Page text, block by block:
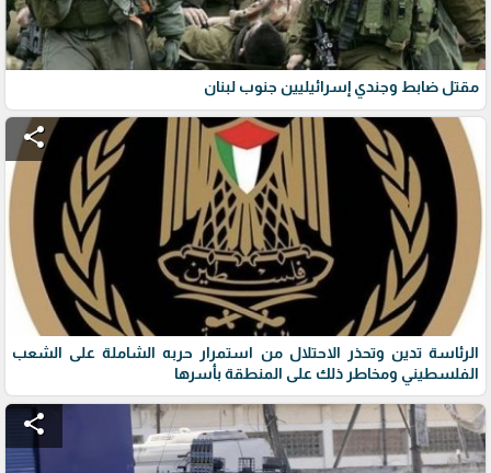
مقتل ضابط وجندي إسرائيليين جنوب لبنان
share
الرئاسة تدين وتحذر الاحتلال من استمرار حربه الشاملة على الشعب
الفلسطيني ومخاطر ذلك على المنطقة بأسرها
share